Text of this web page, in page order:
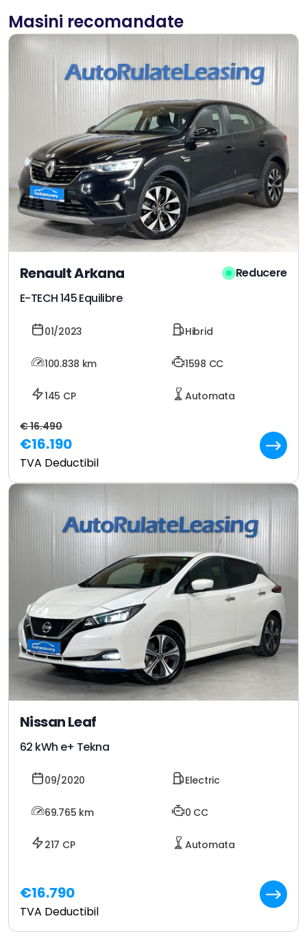
Masini recomandate
Renault Arkana
E-TECH 145 Equilibre
Reducere
01/2023 Hibrid
100.838 km 1598 CC
145 CP Automata
€ 16.490
€16.190
TVA Deductibil
Nissan Leaf
62 kWh e+ Tekna
09/2020 Electric
69.765 km 0 CC
217 CP Automata
€16.790
TVA Deductibil